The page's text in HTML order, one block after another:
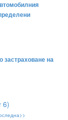
застраховане на
6)